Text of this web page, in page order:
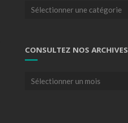
Articles
CONSULTEZ NOS ARCHIVES
Consultez